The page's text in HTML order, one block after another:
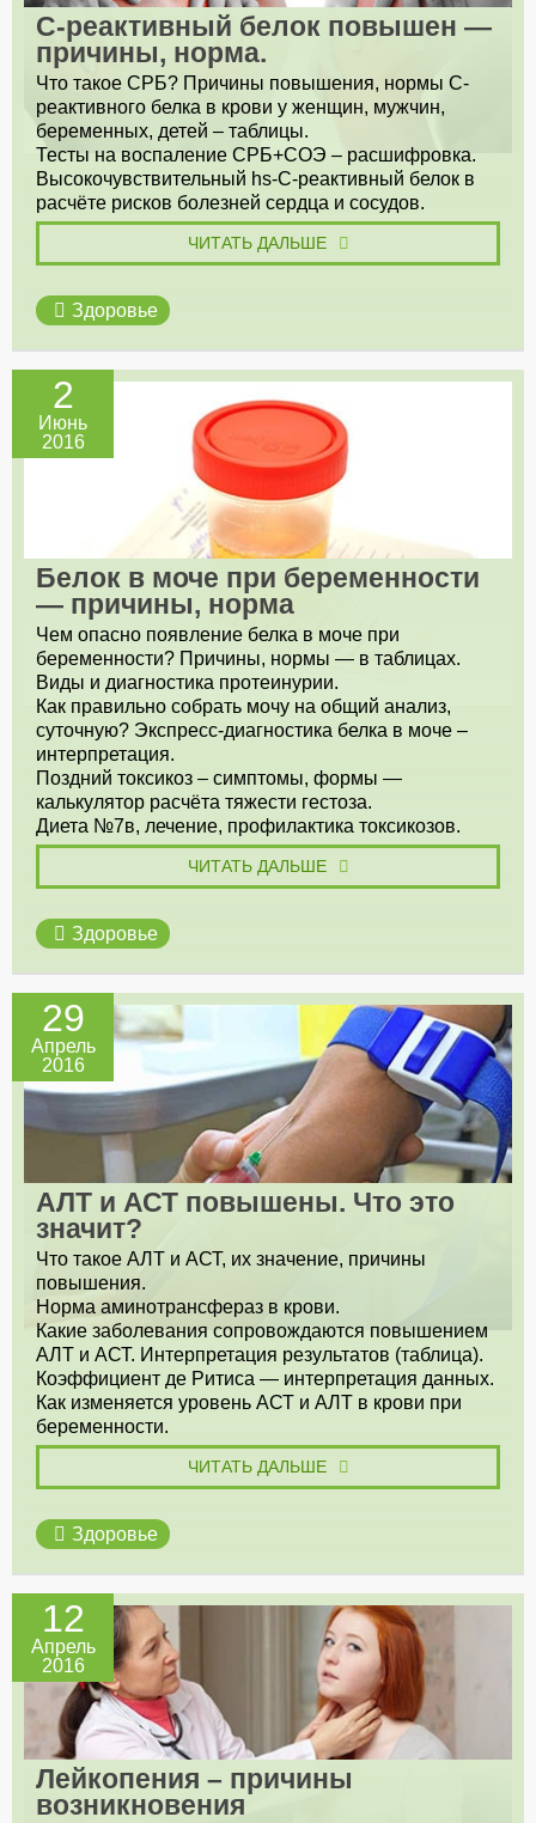
С-реактивный белок повышен —
причины, норма.
Что такое СРБ? Причины повышения, нормы С-
реактивного белка в крови у женщин, мужчин,
беременных, детей – таблицы.
Тесты на воспаление СРБ+СОЭ – расшифровка.
Высокочувствительный hs-С-реактивный белок в
расчёте рисков болезней сердца и сосудов.
ЧИТАТЬ ДАЛЬШЕ
Здоровье
2
Июнь
2016
Белок в моче при беременности
— причины, норма
Чем опасно появление белка в моче при
беременности? Причины, нормы — в таблицах.
Виды и диагностика протеинурии.
Как правильно собрать мочу на общий анализ,
суточную? Экспресс-диагностика белка в моче –
интерпретация.
Поздний токсикоз – симптомы, формы —
калькулятор расчёта тяжести гестоза.
Диета №7в, лечение, профилактика токсикозов.
ЧИТАТЬ ДАЛЬШЕ
Здоровье
29
Апрель
2016
АЛТ и АСТ повышены. Что это
значит?
Что такое АЛТ и АСТ, их значение, причины
повышения.
Норма аминотрансфераз в крови.
Какие заболевания сопровождаются повышением
АЛТ и АСТ. Интерпретация результатов (таблица).
Коэффициент де Ритиса — интерпретация данных.
Как изменяется уровень АСТ и АЛТ в крови при
беременности.
ЧИТАТЬ ДАЛЬШЕ
Здоровье
12
Апрель
2016
Лейкопения – причины
возникновения